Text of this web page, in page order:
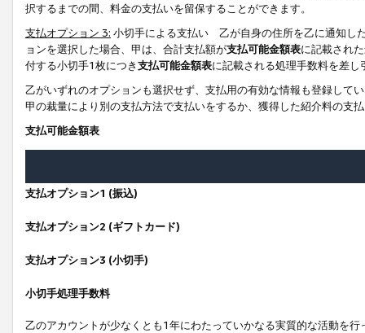
択するまでの間、料金の支払いを留保することができます。
支払オプション 3: 小切手による支払い 乙が自身の住所を乙に通知し
ョンを選択した場合、甲は、合計支払額が支払可能金額表に記載され
付する小切手1枚につき支払可能金額表に記載される処理手数料を差し
乙がいずれのオプションも選択せず、支払用の有効な情報も登録して
甲の裁量により別の支払方法で支払いをするか、獲得した紹介料の支
支払可能金額表
支払オプション1 (振込)
支払オプション2 (ギフトカード)
支払オプション3 (小切手)
小切手処理手数料
乙のアカウントが少なくとも1年にわたっていかなる実質的な活動を